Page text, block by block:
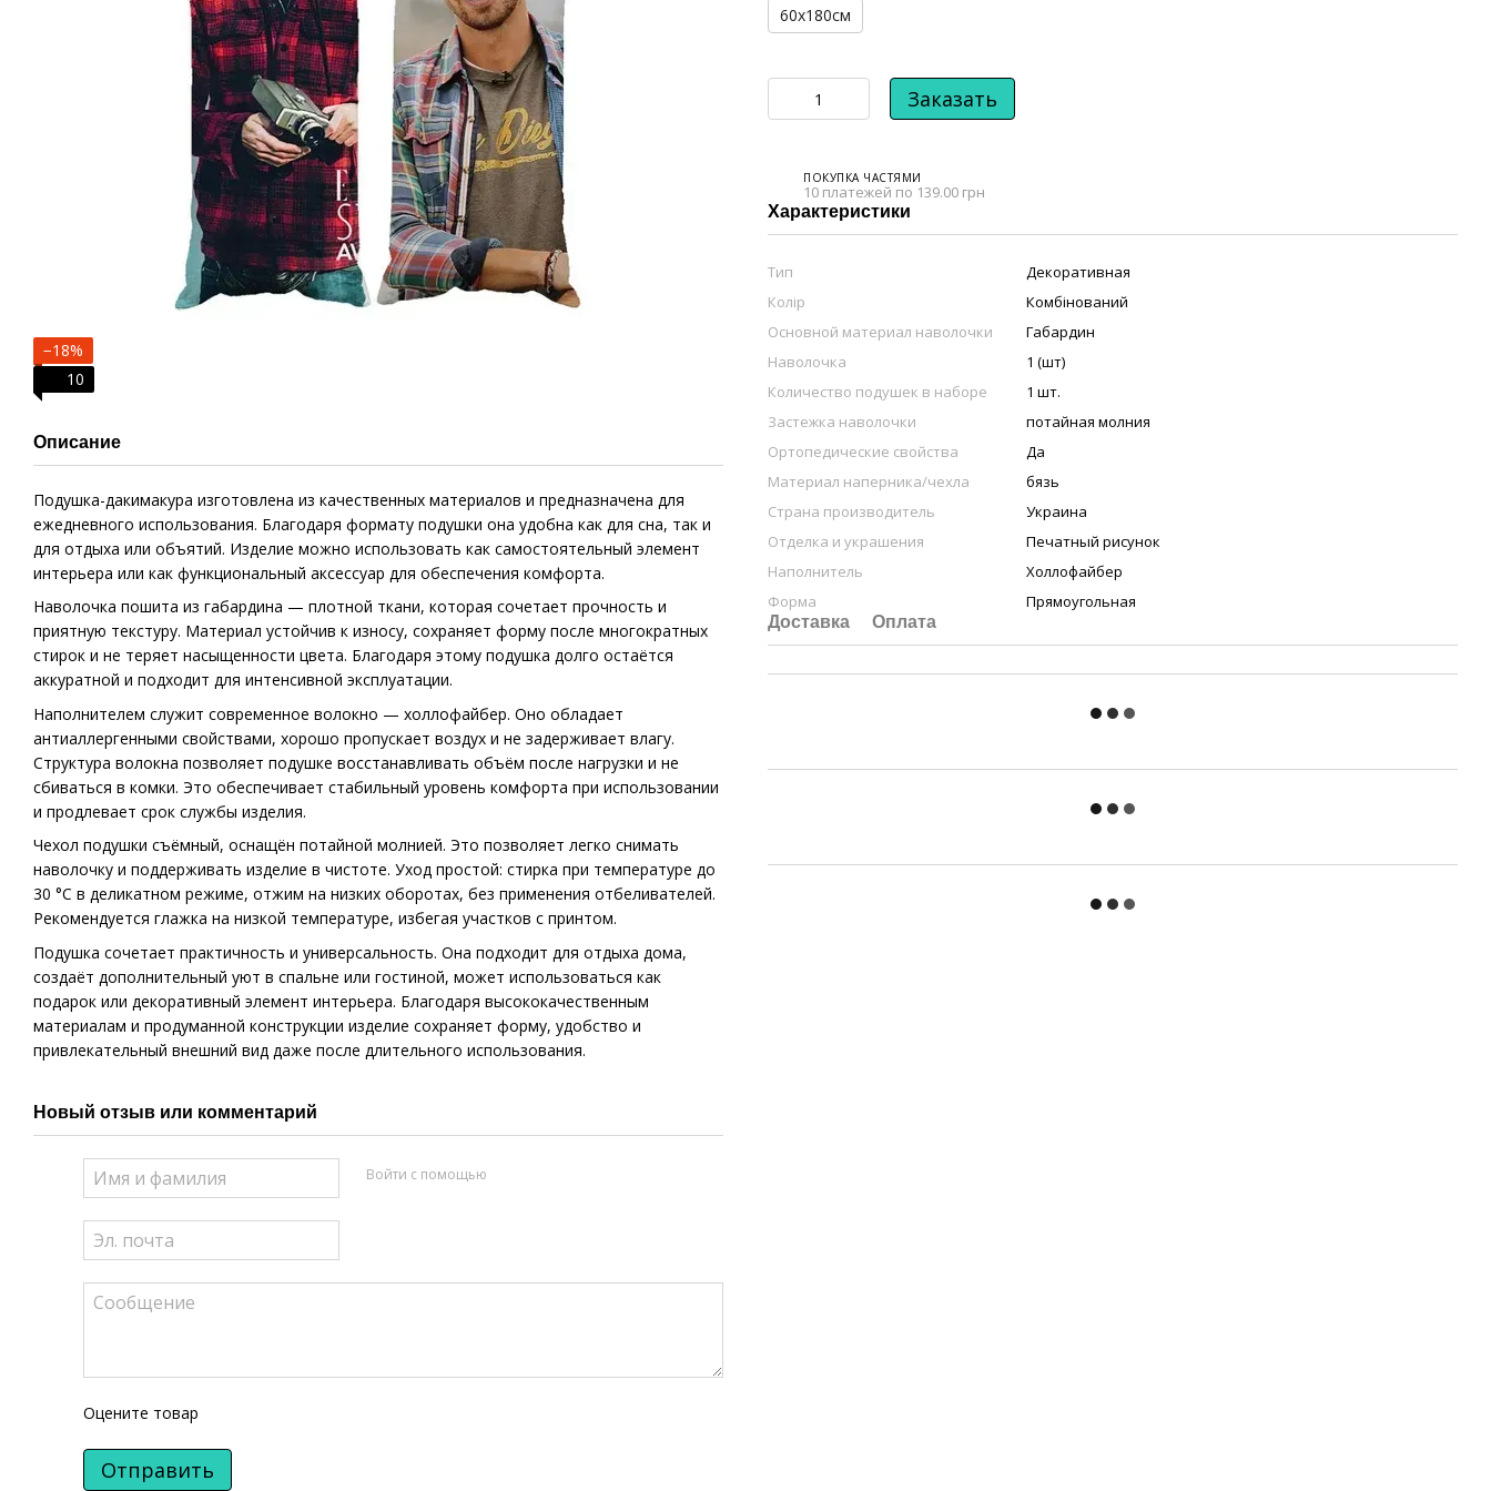
−18%
10
Описание
Подушка-дакимакура изготовлена из качественных материалов и предназначена для
ежедневного использования. Благодаря формату подушки она удобна как для сна, так и
для отдыха или объятий. Изделие можно использовать как самостоятельный элемент
интерьера или как функциональный аксессуар для обеспечения комфорта.
Наволочка пошита из габардина — плотной ткани, которая сочетает прочность и
приятную текстуру. Материал устойчив к износу, сохраняет форму после многократных
стирок и не теряет насыщенности цвета. Благодаря этому подушка долго остаётся
аккуратной и подходит для интенсивной эксплуатации.
Наполнителем служит современное волокно — холлофайбер. Оно обладает
антиаллергенными свойствами, хорошо пропускает воздух и не задерживает влагу.
Структура волокна позволяет подушке восстанавливать объём после нагрузки и не
сбиваться в комки. Это обеспечивает стабильный уровень комфорта при использовании
и продлевает срок службы изделия.
Чехол подушки съёмный, оснащён потайной молнией. Это позволяет легко снимать
наволочку и поддерживать изделие в чистоте. Уход простой: стирка при температуре до
30 °C в деликатном режиме, отжим на низких оборотах, без применения отбеливателей.
Рекомендуется глажка на низкой температуре, избегая участков с принтом.
Подушка сочетает практичность и универсальность. Она подходит для отдыха дома,
создаёт дополнительный уют в спальне или гостиной, может использоваться как
подарок или декоративный элемент интерьера. Благодаря высококачественным
материалам и продуманной конструкции изделие сохраняет форму, удобство и
привлекательный внешний вид даже после длительного использования.
Новый отзыв или комментарий
Войти с помощью
Оцените товар
Отправить
60х180см
Заказать
ПОКУПКА ЧАСТЯМИ
10 платежей по 139.00 грн
Характеристики
Тип
Декоративная
Колір
Комбінований
Основной материал наволочки
Габардин
Наволочка
1 (шт)
Количество подушек в наборе
1 шт.
Застежка наволочки
потайная молния
Ортопедические свойства
Да
Материал наперника/чехла
бязь
Страна производитель
Украина
Отделка и украшения
Печатный рисунок
Наполнитель
Холлофайбер
Форма
Прямоугольная
Доставка Оплата